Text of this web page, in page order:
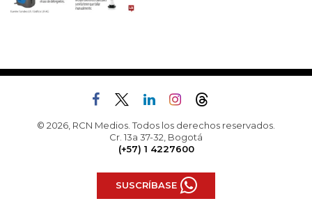
© 2026, RCN Medios. Todos los derechos reservados.
Cr. 13a 37-32, Bogotá
(+57) 1 4227600
SUSCRÍBASE